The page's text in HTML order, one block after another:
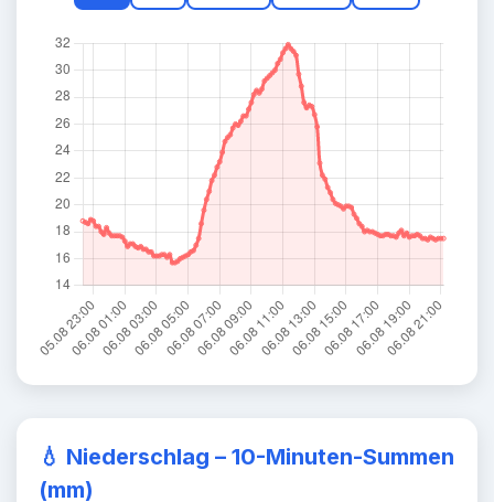
💧 Niederschlag – 10-Minuten-Summen
(mm)